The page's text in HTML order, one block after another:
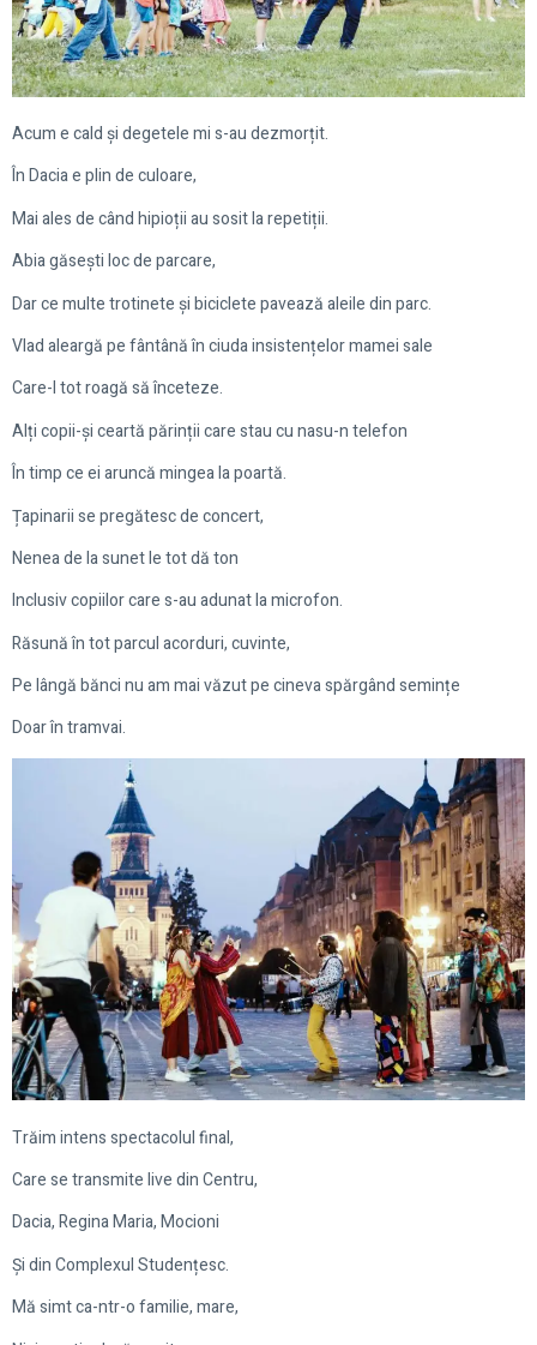
Acum e cald și degetele mi s-au dezmorțit.
În Dacia e plin de culoare,
Mai ales de când hipioții au sosit la repetiții.
Abia găsești loc de parcare,
Dar ce multe trotinete și biciclete pavează aleile din parc.
Vlad aleargă pe fântână în ciuda insistențelor mamei sale
Care-l tot roagă să înceteze.
Alți copii-și ceartă părinții care stau cu nasu-n telefon
În timp ce ei aruncă mingea la poartă.
Țapinarii se pregătesc de concert,
Nenea de la sunet le tot dă ton
Inclusiv copiilor care s-au adunat la microfon.
Răsună în tot parcul acorduri, cuvinte,
Pe lângă bănci nu am mai văzut pe cineva spărgând semințe
Doar în tramvai.
Trăim intens spectacolul final,
Care se transmite live din Centru,
Dacia, Regina Maria, Mocioni
Și din Complexul Studențesc.
Mă simt ca-ntr-o familie, mare,